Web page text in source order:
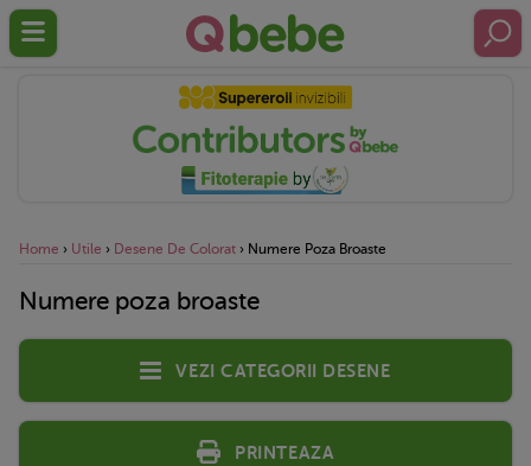
Home › Utile › Desene De Colorat › Numere Poza Broaste
Numere poza broaste
Vezi categorii desene
Printeaza